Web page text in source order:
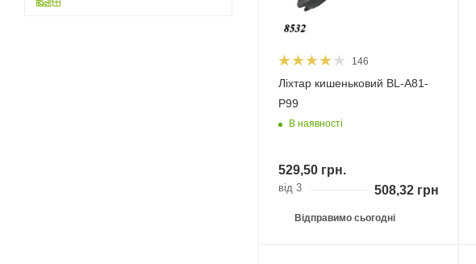
146
Ліхтар кишеньковий BL-A81-
P99
В наявності
529,50 грн.
від 3 508,32грн.
Відправимо сьогодні